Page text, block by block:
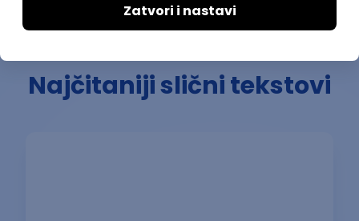
Najčitaniji slični tekstovi